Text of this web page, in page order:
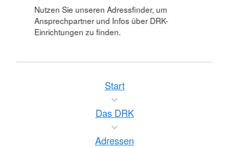
Nutzen Sie unseren Adressfinder, um
Ansprechpartner und Infos über DRK-
Einrichtungen zu finden.
Start
Das DRK
Adressen